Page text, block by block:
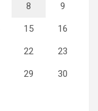
8 9
15 16
22 23
29 30